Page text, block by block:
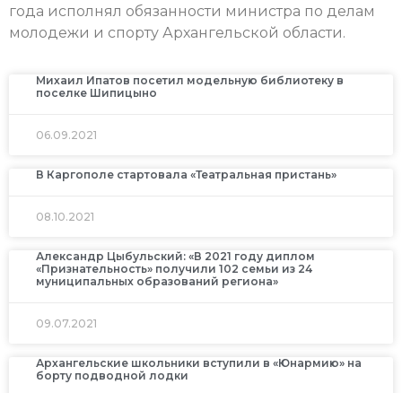
года исполнял обязанности министра по делам
молодежи и спорту Архангельской области.
Михаил Ипатов посетил модельную библиотеку в
поселке Шипицыно
06.09.2021
В Каргополе стартовала «Театральная пристань»
08.10.2021
Александр Цыбульский: «В 2021 году диплом
«Признательность» получили 102 семьи из 24
муниципальных образований региона»
09.07.2021
Архангельские школьники вступили в «Юнармию» на
борту подводной лодки